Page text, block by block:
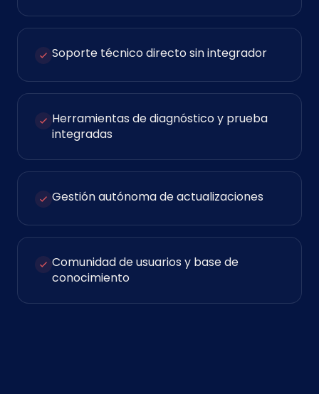
Soporte técnico directo sin integrador
Herramientas de diagnóstico y prueba
integradas
Gestión autónoma de actualizaciones
Comunidad de usuarios y base de
conocimiento